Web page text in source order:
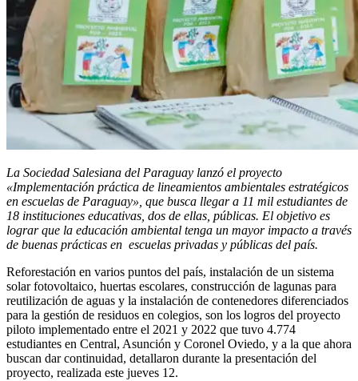
La Sociedad Salesiana del Paraguay lanzó el proyecto
«Implementación práctica de lineamientos ambientales estratégicos
en escuelas de Paraguay», que busca llegar a 11 mil estudiantes de
18 instituciones educativas, dos de ellas, públicas. El objetivo es
lograr que la educación ambiental tenga un mayor impacto a través
de buenas prácticas en escuelas privadas y públicas del país.
Reforestación en varios puntos del país, instalación de un sistema
solar fotovoltaico, huertas escolares, construcción de lagunas para
reutilización de aguas y la instalación de contenedores diferenciados
para la gestión de residuos en colegios, son los logros del proyecto
piloto implementado entre el 2021 y 2022 que tuvo 4.774
estudiantes en Central, Asunción y Coronel Oviedo, y a la que ahora
buscan dar continuidad, detallaron durante la presentación del
proyecto, realizada este jueves 12.